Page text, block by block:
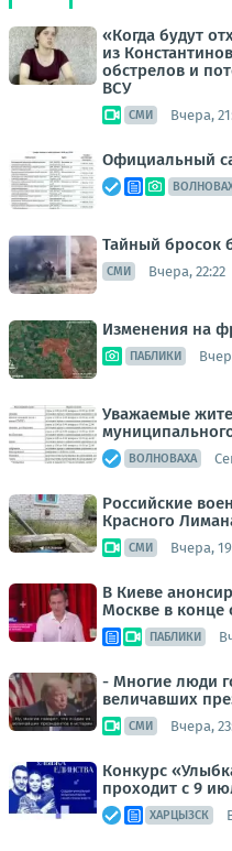
«Когда будут
из
обстрелов и
ВСУ
СМИ Вчера,
Официальный
Тайный бросок
СМИ Вчера, 22:22
Изменения на
ПАБЛИКИ
Уважаемые
ВОЛНОВАХА
Российские
Красного
СМИ Вчера,
В Киеве
Москве в конце
ПАБЛИКИ
- Многие люди
величавших
СМИ Вчера,
Конкурс
проходит с 9
ХАРЦЫЗСК